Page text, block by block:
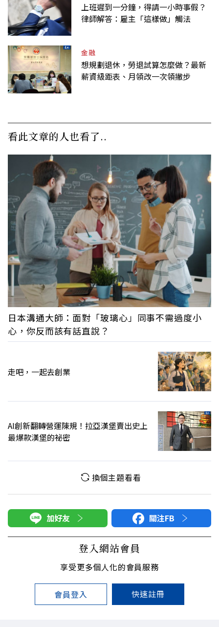
上班遲到一分鐘，得請一小時事假？
律師解答：雇主「這樣做」觸法
金融
想規劃退休，勞退試算怎麼做？最新
薪資級距表、月領改一次領撇步
看此文章的人也看了..
日本溝通大師：面對「玻璃心」同事不需過度小
心，你反而該有話直說？
走吧，一起去創業
AI創新翻轉營運陳規！拉亞漢堡賣出史上
最爆款漢堡的祕密
換個主題看看
加好友 關注FB
登入網站會員
享受更多個人化的會員服務
會員登入 快速註冊